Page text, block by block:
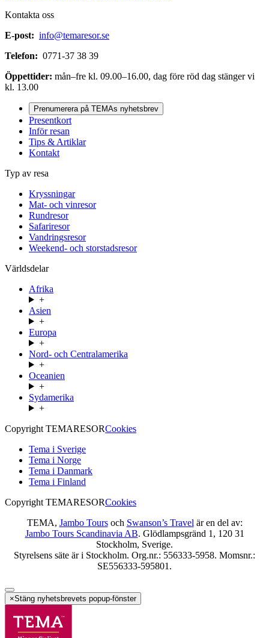
Kontakta oss
E-post: info@temaresor.se
Telefon: 0771-37 38 39
Öppettider: mån–fre kl. 09.00–16.00, dag före röd dag stänger vi
kl. 13.00
Prenumerera på TEMAs nyhetsbrev
Presentkort
Inför resan
Tips & Artiklar
Kontakt
Typ av resa
Kryssningar
Mat- och vinresor
Rundresor
Safariresor
Vandringsresor
Weekend- och storstadsresor
Världsdelar
Afrika
+
Asien
+
Europa
+
Nord- och Centralamerika
+
Oceanien
+
Sydamerika
+
Copyright TEMARESORCookies
Tema i Sverige
Tema i Norge
Tema i Danmark
Tema i Finland
Copyright TEMARESORCookies
TEMA, Jambo Toursoch Swanson’s Travel är en del av:
Jambo Tours Scandinavia AB. Glödlampsgränd 1, 120 31
Stockholm, Sverige.
Styrelsens säte är i Stockholm. Org.nr.: 556333-5958. Momsnr.:
SE556333-595801.
×Stäng nyhetsbrevets popup-fönster